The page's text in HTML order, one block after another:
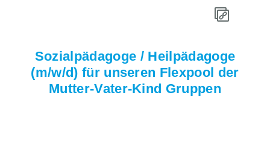
Sozialpädagoge / Heilpädagoge
(m/w/d) für unseren Flexpool der
Mutter-Vater-Kind Gruppen